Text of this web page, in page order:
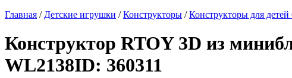
Главная / Детские игрушки /Конструкторы /Конструкторы для детей
Конструктор RTOY 3D из
WL2138ID: 360311